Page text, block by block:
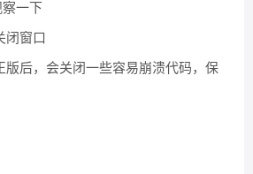
一下
闭窗口
版后，会关闭一些容易崩溃代码，保